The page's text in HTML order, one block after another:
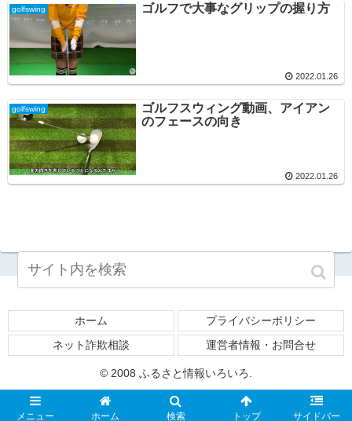
golfswing ゴルフで大事なグリップの握り方
2022.01.26
golfswing
ゴルフスウィング動画、アイアン
のフェースの向き
2022.01.26
ホーム
プライバシーポリシー
ネット詐欺相談
運営者情報・お問合せ
© 2008 ふるさと情報いろいろ.
メニュー ホーム 検索 トップ サイドバー